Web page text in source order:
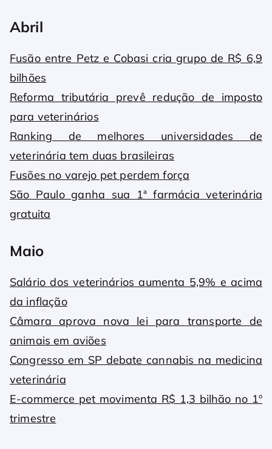
Abril
Fusão entre Petz e Cobasi cria grupo de R$ 6,9
bilhões
Reforma tributária prevê redução de imposto
para veterinários
Ranking de melhores universidades de
veterinária tem duas brasileiras
Fusões no varejo pet perdem força
São Paulo ganha sua 1ª farmácia veterinária
gratuita
Maio
Salário dos veterinários aumenta 5,9% e acima
da inflação
Câmara aprova nova lei para transporte de
animais em aviões
Congresso em SP debate cannabis na medicina
veterinária
E-commerce pet movimenta R$ 1,3 bilhão no 1º
trimestre